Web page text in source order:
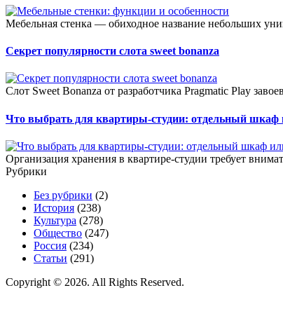
Мебельная стенка — обиходное название небольших
Секрет популярности слота sweet bonanza
Слот Sweet Bonanza от разработчика Pragmatic Play
Что выбрать для квартиры-студии: отдельный шкаф
Организация хранения в квартире-студии требует
Рубрики
Без рубрики (2)
История (238)
Культура (278)
Общество (247)
Россия (234)
Статьи (291)
Copyright © 2026. All Rights Reserved.